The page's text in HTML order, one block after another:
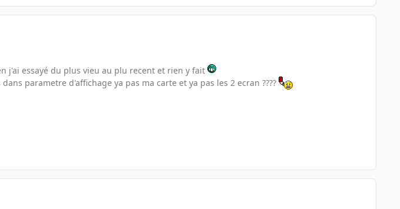
j'ai essayé du plus vieu au plu recent et rien y fait
parametre d'affichage ya pas ma carte et ya pas les 2 ecran ????